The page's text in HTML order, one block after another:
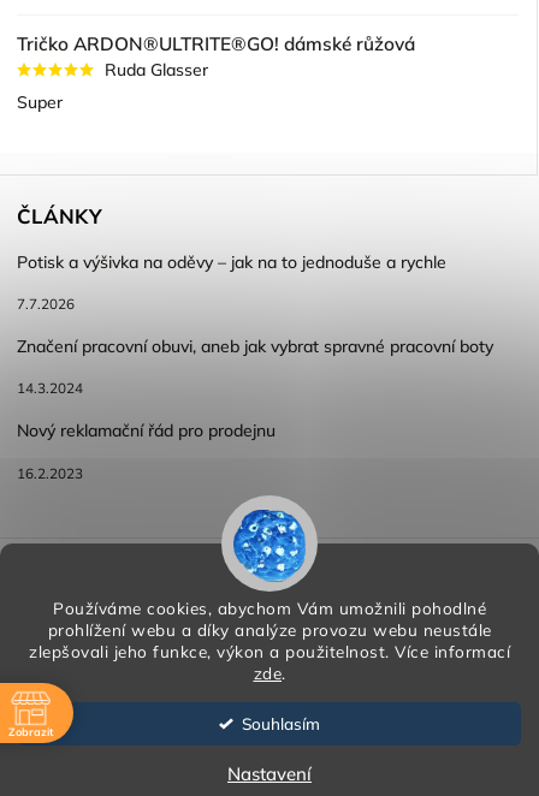
Používáme cookies, abychom Vám umožnili pohodlné
prohlížení webu a díky analýze provozu webu neustále
zlepšovali jeho funkce, výkon a použitelnost. Více informací
zde.
Souhlasím
Nastavení
Tričko ARDON®ULTRITE®GO! dámské růžová
Ruda Glasser
Super
ČLÁNKY
Potisk a výšivka na oděvy – jak na to jednoduše a rychle
7.7.2026
Značení pracovní obuvi, aneb jak vybrat spravné pracovní boty
14.3.2024
Nový reklamační řád pro prodejnu
16.2.2023
Reklamace a vracení zboží
Podmínky ochrany osobních údajů
Copyright 2026 HORA PP s.r.o.
Shoptet | Design
Zobrazit